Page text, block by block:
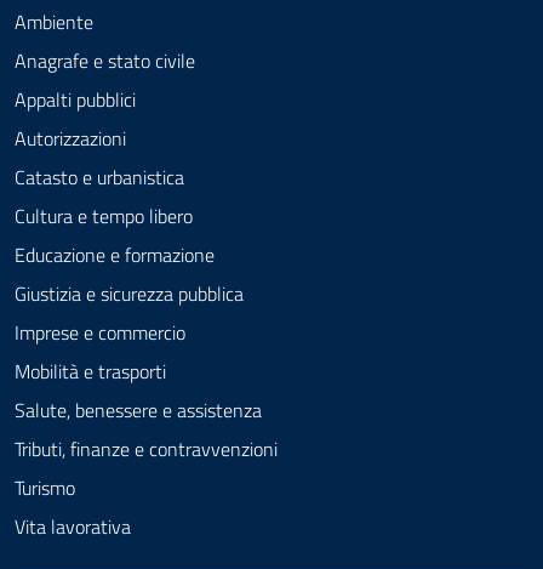
Ambiente
Anagrafe e stato civile
Appalti pubblici
Autorizzazioni
Catasto e urbanistica
Cultura e tempo libero
Educazione e formazione
Giustizia e sicurezza pubblica
Imprese e commercio
Mobilità e trasporti
Salute, benessere e assistenza
Tributi, finanze e contravvenzioni
Turismo
Vita lavorativa